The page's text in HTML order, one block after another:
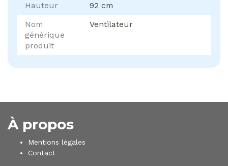
Hauteur
92 cm
Nom
générique
produit
Ventilateur
À propos
Mentions légales
Contact